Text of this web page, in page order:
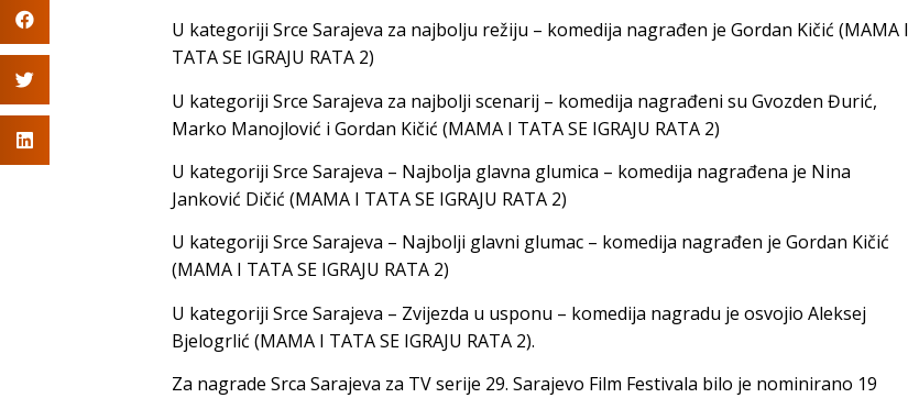
U kategoriji Srce Sarajeva za najbolju režiju – komedija nagrađen je Gordan Kičić (MAMA I
TATA SE IGRAJU RATA 2)
U kategoriji Srce Sarajeva za najbolji scenarij – komedija nagrađeni su Gvozden Đurić,
Marko Manojlović i Gordan Kičić (MAMA I TATA SE IGRAJU RATA 2)
U kategoriji Srce Sarajeva – Najbolja glavna glumica – komedija nagrađena je Nina
Janković Dičić (MAMA I TATA SE IGRAJU RATA 2)
U kategoriji Srce Sarajeva – Najbolji glavni glumac – komedija nagrađen je Gordan Kičić
(MAMA I TATA SE IGRAJU RATA 2)
U kategoriji Srce Sarajeva – Zvijezda u usponu – komedija nagradu je osvojio Aleksej
Bjelogrlić (MAMA I TATA SE IGRAJU RATA 2).
Za nagrade Srca Sarajeva za TV serije 29. Sarajevo Film Festivala bilo je nominirano 19